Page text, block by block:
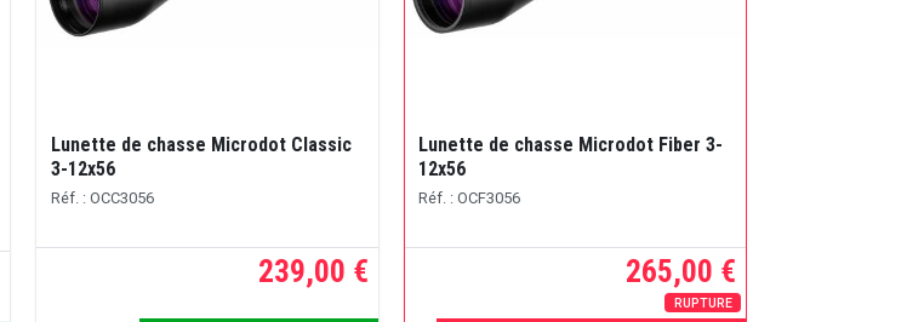
Lunette de chasse Microdot Classic
3-12x56
Réf. : OCC3056
239,00 €
Lunette de chasse Microdot Fiber 3-
12x56
Réf. : OCF3056
265,00 €
RUPTURE